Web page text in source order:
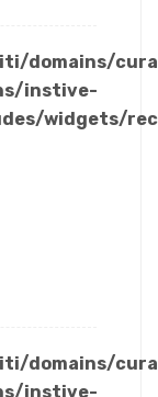
domains/
instive-
widgets/
domains/
instive-